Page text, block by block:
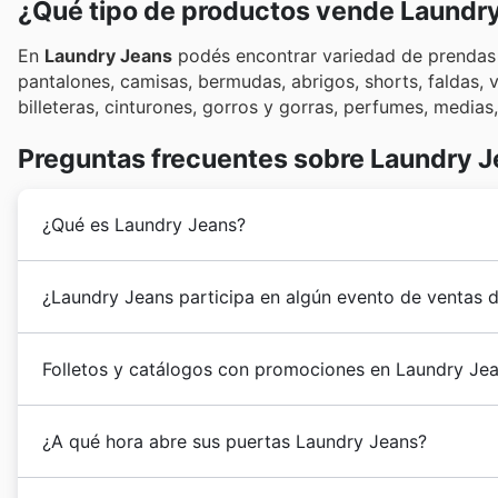
¿Qué tipo de productos vende
En Laundry Jeans podés encontrar variedad de
pantalones, camisas, bermudas, abrigos, shorts,
billeteras, cinturones, gorros y gorras, perfumes,
Preguntas frecuentes sobre Laundry
¿Qué es Laundry Jeans?
experimentado, es una marca líder en el rubro denim
¿Laundry Jeans participa en algún evento de ventas
al tanto de susdescuentos semanales,ofertas de
avisos derebajas de primavera,rebajas de verano,
Laundry Jeans suele ofrecer promociones
Halloween
Black Friday Cyber Monday
local como elDía de la Madre, elDía del Padrey las
Folletos y catálogos con promociones en Laundry
Argentina opera 6 locales ubicados en la ciudad de
realiza ventas mayoristas por lo que podés
¿A qué hora abre sus puertas Laundry Jeans?